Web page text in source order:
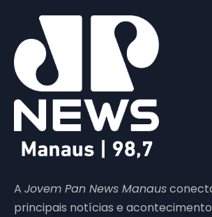
A Jovem Pan News Manaus
principais notícias e